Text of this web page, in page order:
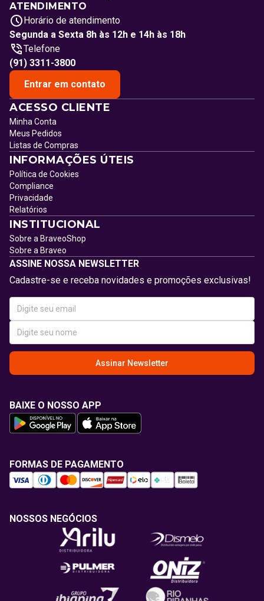
ATENDIMENTO
Horário de atendimento
Segunda a Sexta 8h às 12h e 14h às 18h
Telefone
(91) 3311-3800
Entrar em contato
ACESSO CLIENTE
Minha Conta
Meus Pedidos
Listas de Compras
INFORMAÇÕES ÚTEIS
Política de Cookies
Compliance
Privacidade
Relatórios
INSTITUCIONAL
Sobre a BraveoShop
Sobre a Braveo
ASSINE NOSSA NEWSLETTER
Cadastre-se e receba novidades e promoções exclusivas!
Assinar Newsletter
BAIXE O NOSSO APP
FORMAS DE PAGAMENTO
NOSSOS NEGÓCIOS